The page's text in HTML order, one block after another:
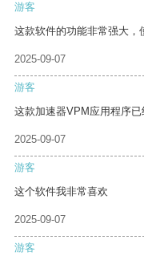
游客
这款软件的功能非常强大，
2025-09-07
游客
这款加速器VPM应用程序已
2025-09-07
游客
这个软件我非常喜欢
2025-09-07
游客